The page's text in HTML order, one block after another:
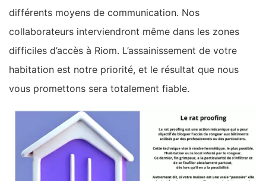
différents moyens de communication. Nos
collaborateurs interviendront même dans les zones
difficiles d’accès à Riom. L’assainissement de votre
habitation est notre priorité, et le résultat que nous
vous promettons sera totalement fiable.